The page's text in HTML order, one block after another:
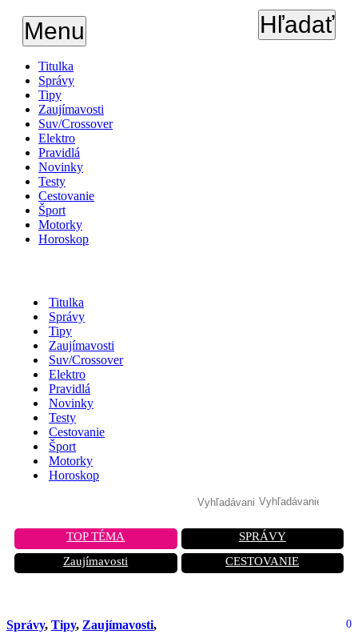
Menu Hľadať
Titulka
Správy
Tipy
Zaujímavosti
Suv/Crossover
Elektro
Pravidlá
Novinky
Testy
Cestovanie
Šport
Motorky
Horoskop
Titulka
Správy
Tipy
Zaujímavosti
Suv/Crossover
Elektro
Pravidlá
Novinky
Testy
Cestovanie
Šport
Motorky
Horoskop
TOP TÉMA
SPRÁVY
Zaujímavosti
CESTOVANIE
Správy, Tipy, Zaujímavosti, 0